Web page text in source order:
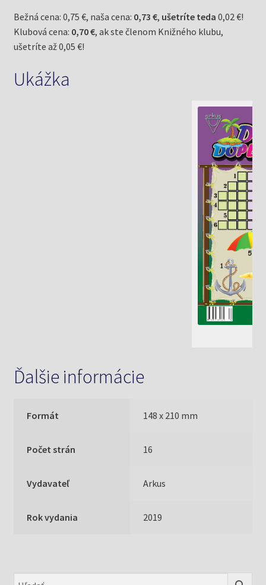
Bežná cena: 0,75 €, naša cena: 0,73 €, ušetríte teda 0,02 €!
Klubová cena: 0,70 €, ak ste členom Knižného klubu,
ušetríte až 0,05 €!
Ukážka
Ďalšie informácie
Formát 148 x 210 mm
Počet strán 16
Vydavateľ Arkus
Rok vydania 2019